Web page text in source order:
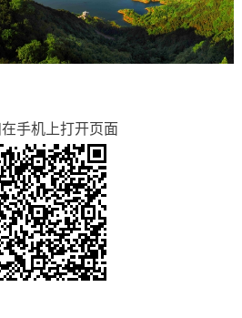
手机上打开页面